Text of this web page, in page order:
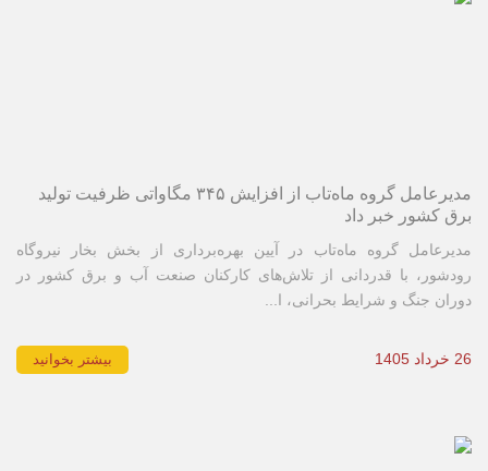
مدیرعامل گروه ماه‌تاب از افزایش ۳۴۵ مگاواتی ظرفیت تولید
برق کشور خبر داد
مدیرعامل گروه ماه‌تاب در آیین بهره‌برداری از بخش بخار نیروگاه
رودشور، با قدردانی از تلاش‌های کارکنان صنعت آب و برق کشور در
دوران جنگ و شرایط بحرانی، ا...
26 خرداد 1405 بیشتر بخوانید